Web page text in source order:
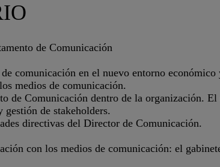
de Comunicación
comunicación en el nuevo entorno económico
medios de comunicación.
de Comunicación dentro de la organización.
de stakeholders.
directivas del Director de Comunicación.
con los medios de comunicación: el